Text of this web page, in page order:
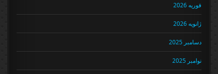
فوریه 2026
ژانویه 2026
دسامبر 2025
نوامبر 2025